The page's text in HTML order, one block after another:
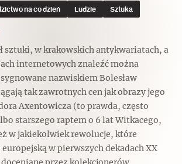
na co dzień Ludzie Sztuka
sztuki, w krakowskich antykwariatach, a
internetowych znaleźć można
nazwiskiem Bolesław
tak zawrotnych cen jak obrazy jego
Axentowicza (to prawda, często
starszego raptem o 6 lat Witkacego,
w jakiekolwiek rewolucje, które
europejską w pierwszych dekadach XX